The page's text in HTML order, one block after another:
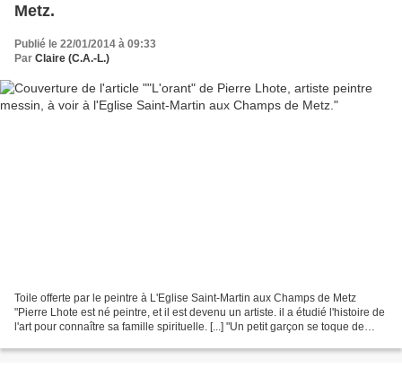
Metz.
Publié le 22/01/2014 à 09:33
Par Claire (C.A.-L.)
Toile offerte par le peintre à L'Eglise Saint-Martin aux Champs de Metz
"Pierre Lhote est né peintre, et il est devenu un artiste. il a étudié l'histoire de
l'art pour connaître sa famille spirituelle. [...] "Un petit garçon se toque de